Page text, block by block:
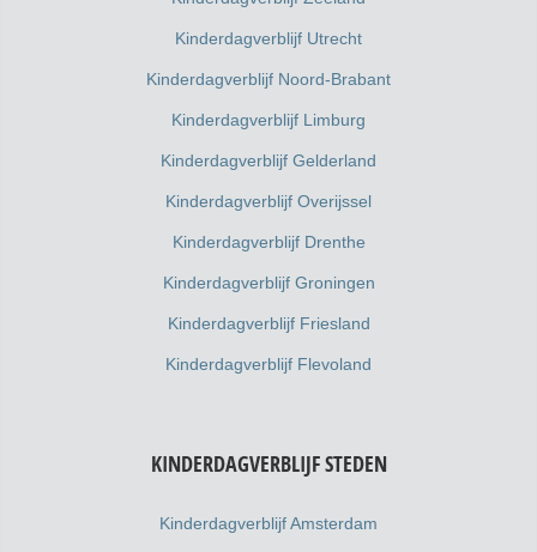
Kinderdagverblijf Utrecht
Kinderdagverblijf Noord-Brabant
Kinderdagverblijf Limburg
Kinderdagverblijf Gelderland
Kinderdagverblijf Overijssel
Kinderdagverblijf Drenthe
Kinderdagverblijf Groningen
Kinderdagverblijf Friesland
Kinderdagverblijf Flevoland
KINDERDAGVERBLIJF STEDEN
Kinderdagverblijf Amsterdam